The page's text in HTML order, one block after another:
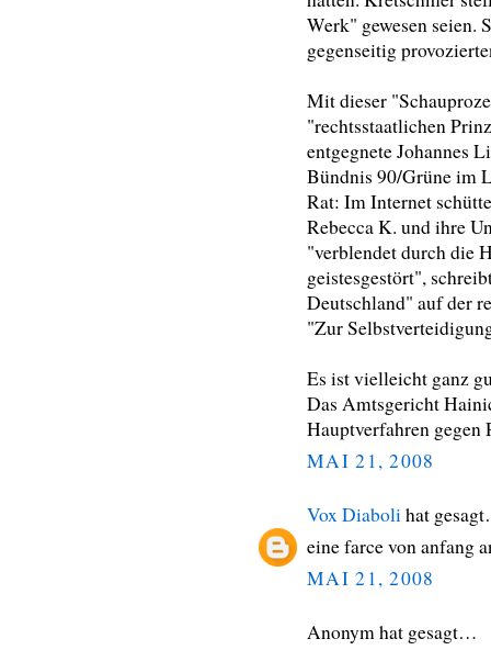
Werk" gewesen seien.
gegenseitig
Mit dieser
"rechtsstaatlichen
entgegnete Johannes
Bündnis 90/Grüne im
Rat: Im Internet
Rebecca K. und ihre
"verblendet durch die
geistesgestört",
Deutschland" auf der
"Zur
Es ist vielleicht ganz
Das Amtsgericht
Hauptverfahren gegen
MAI 21, 2008
Vox Diabolihat
eine farce von anfang
MAI 21, 2008
Anonym hat gesagt…